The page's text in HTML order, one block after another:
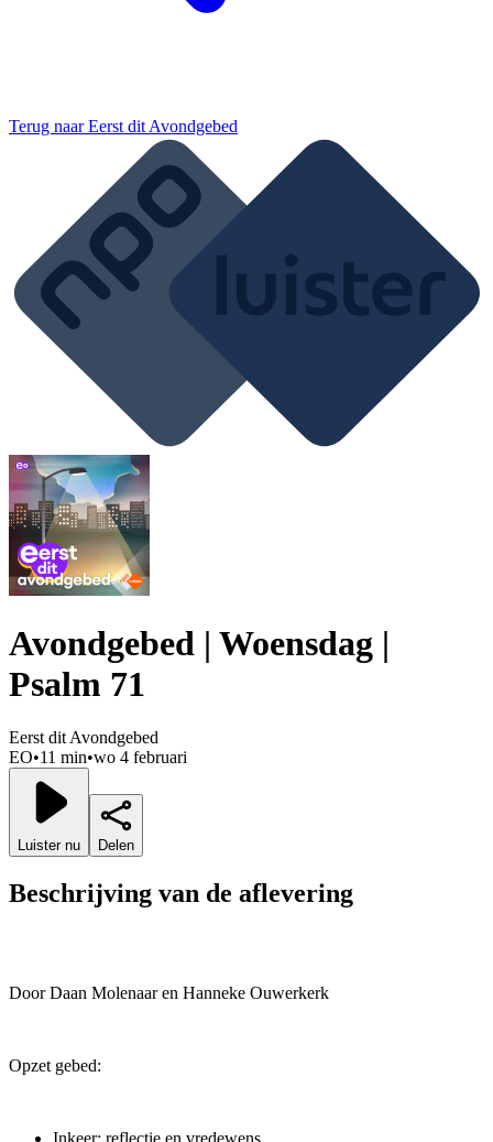
Terug naarEerst dit Avondgebed
Avondgebed | Woensdag |
Psalm 71
Eerst dit Avondgebed
EO•11 min•wo 4 februari
Luister nu Delen
Beschrijving van de aflevering
Door Daan Molenaar en Hanneke Ouwerkerk
Opzet gebed: